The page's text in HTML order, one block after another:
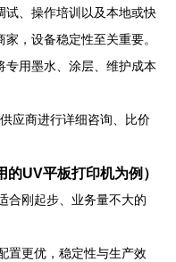
试、操作培训以及本地或快
，设备稳定性至关重要。
专用墨水、涂层、维护成本
应商进行详细咨询、比价
UV平板打印机为例）
合刚起步、业务量不大的
置更优，稳定性与生产效